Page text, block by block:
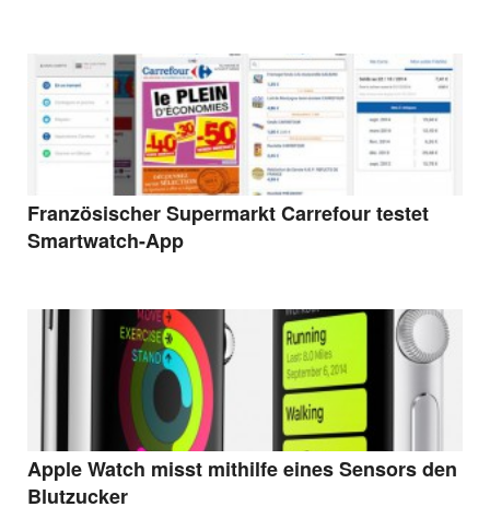
Französischer Supermarkt Carrefour testet
Smartwatch-App
Apple Watch misst mithilfe eines Sensors den
Blutzucker